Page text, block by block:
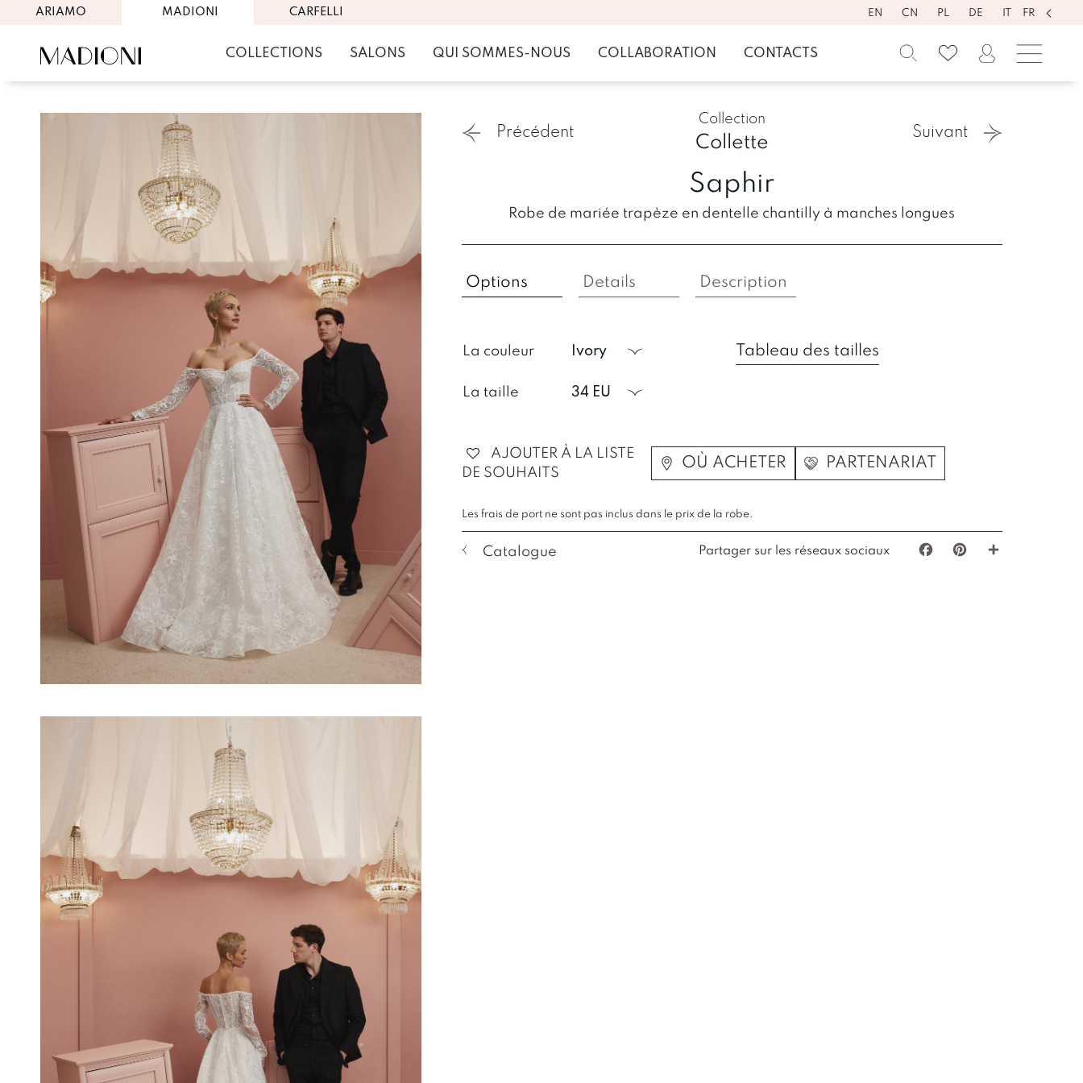
ARIAMO MADIONI CARFELLI EN CN PL DE FR
COLLECTIONS SALONS QUI SOMMES-NOUS COLLABORATION CONTACTS
Précédent Suivant
Collection
Collette
Saphir
Robe de mariée trapèze en dentelle chantilly à manches longues
Options Details Description
La couleur ivory
La taille 34 EU
Tableau des tailles
AJOUTER À LA LISTE
DE SOUHAITS
OÙ ACHETER PARTENARIAT
Les frais de port ne sont pas inclus dans le prix de la robe.
Catalogue Partager sur les réseaux sociaux